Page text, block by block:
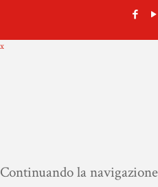
x
Continuando la